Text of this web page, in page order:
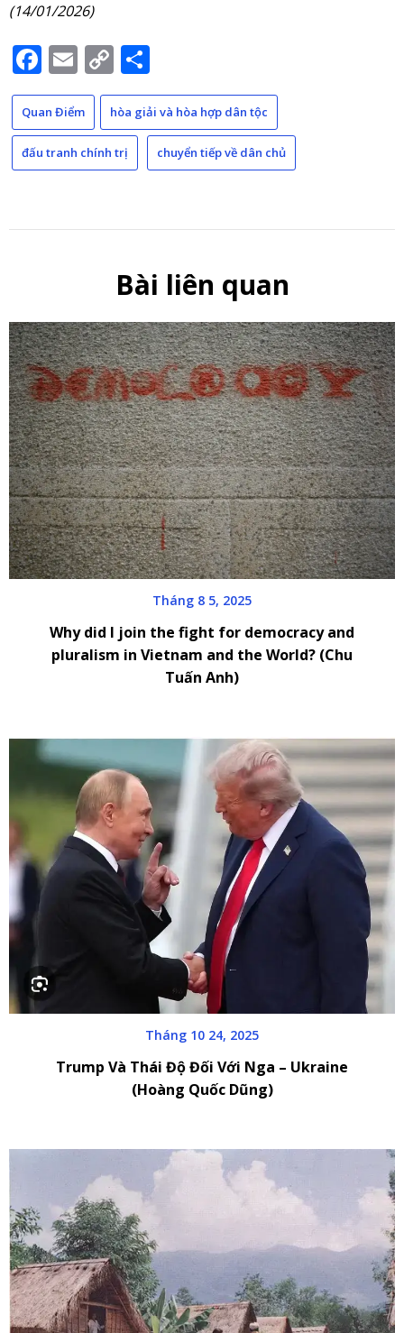
(14/01/2026)
Facebook
Email
Copy
Link
Quan Điểm hòa giải và hòa hợp dân tộc
đấu tranh chính trị chuyển tiếp về dân chủ
Bài liên quan
Tháng 8 5, 2025
Why did I join the fight for democracy and
pluralism in Vietnam and the World? (Chu
Tuấn Anh)
Tháng 10 24, 2025
Trump Và Thái Độ Đối Với Nga – Ukraine
(Hoàng Quốc Dũng)